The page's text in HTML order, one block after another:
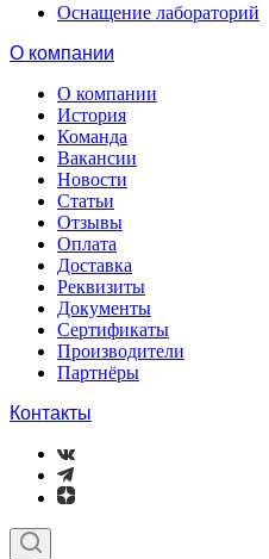
Оснащение лабораторий
О компании
О компании
История
Команда
Вакансии
Новости
Статьи
Отзывы
Оплата
Доставка
Реквизиты
Документы
Сертификаты
Производители
Партнёры
Контакты